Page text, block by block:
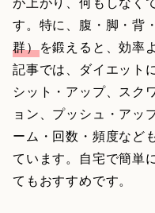
す。特に、腹・脚・背
群）を鍛えると、効率
記事では、ダイエッ
シット・アップ、スク
ョン、プッシュ・アッ
ーム・回数・頻度など
ています。自宅で簡単
てもおすすめです。